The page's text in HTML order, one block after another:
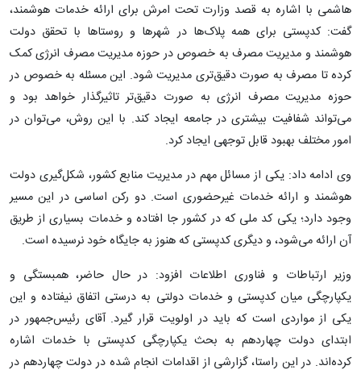
هاشمی با اشاره به قصد وزارت تحت امرش برای ارائه خدمات هوشمند،
گفت: کدپستی برای همه پلاک‌ها در شهرها و روستاها با تحقق دولت
هوشمند و مدیریت مصرف به خصوص در حوزه مدیریت مصرف انرژی کمک
کرده تا مصرف به صورت دقیق‌تری مدیریت شود. این مسئله به خصوص در
حوزه مدیریت مصرف انرژی به صورت دقیق‌تر تاثیرگذار خواهد بود و
می‌تواند شفافیت بیشتری در جامعه ایجاد کند. با این روش، می‌توان در
امور مختلف بهبود قابل توجهی ایجاد کرد.
وی ادامه داد: یکی از مسائل مهم در مدیریت منابع کشور، شکل‌گیری دولت
هوشمند و ارائه خدمات غیرحضوری است. دو رکن اساسی در این مسیر
وجود دارد؛ یکی کد ملی که در کشور جا افتاده و خدمات بسیاری از طریق
آن ارائه می‌شود، و دیگری کدپستی که هنوز به جایگاه خود نرسیده است.
وزیر ارتباطات و فناوری اطلاعات افزود: در حال حاضر، همبستگی و
یکپارچگی میان کدپستی و خدمات دولتی به درستی اتفاق نیفتاده و این
یکی از مواردی است که باید در اولویت قرار گیرد. آقای رئیس‌جمهور در
ابتدای دولت چهاردهم به بحث یکپارچگی کدپستی با خدمات اشاره
کرده‌اند. در این راستا، گزارشی از اقدامات انجام شده در دولت چهاردهم در